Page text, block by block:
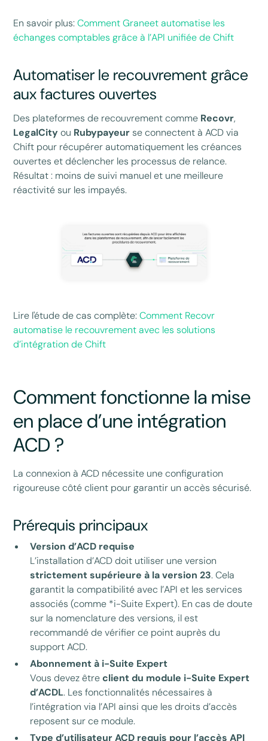
En savoir plus:Comment Graneet automatise les
échanges comptables grâce à l’API unifiée de Chift
Automatiser le recouvrement grâce
aux factures ouvertes
Des plateformes de recouvrement comme Recovr,
LegalCityou Rubypayeurse connectent à ACD via
Chift pour récupérer automatiquement les créances
ouvertes et déclencher les processus de relance.
Résultat : moins de suivi manuel et une meilleure
réactivité sur les impayés.
Lire l'étude de cas complète:Comment Recovr
automatise le recouvrement avec les solutions
d’intégration de Chift
Comment fonctionne la mise
en place d’une intégration
ACD ?
La connexion à ACD nécessite une configuration
rigoureuse côté client pour garantir un accès sécurisé.
Prérequis principaux
Version d’ACD requise
L’installation d’ACD doit utiliser une version
strictement supérieure à la version 23. Cela
garantit la compatibilité avec l’API et les services
associés (comme *i-Suite Expert). En cas de doute
sur la nomenclature des versions, il est
recommandé de vérifier ce point auprès du
support ACD.
Abonnement à i-Suite Expert
Vous devez êtreclient du module i-Suite Expert
d’ACDL. Les fonctionnalités nécessaires à
l’intégration via l’API ainsi que les droits d’accès
reposent sur ce module.
Type d’utilisateur ACD requis pour l’accès API